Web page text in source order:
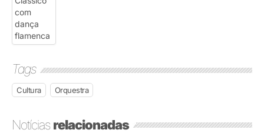
Tags
Cultura Orquestra
Notíciasrelacionadas